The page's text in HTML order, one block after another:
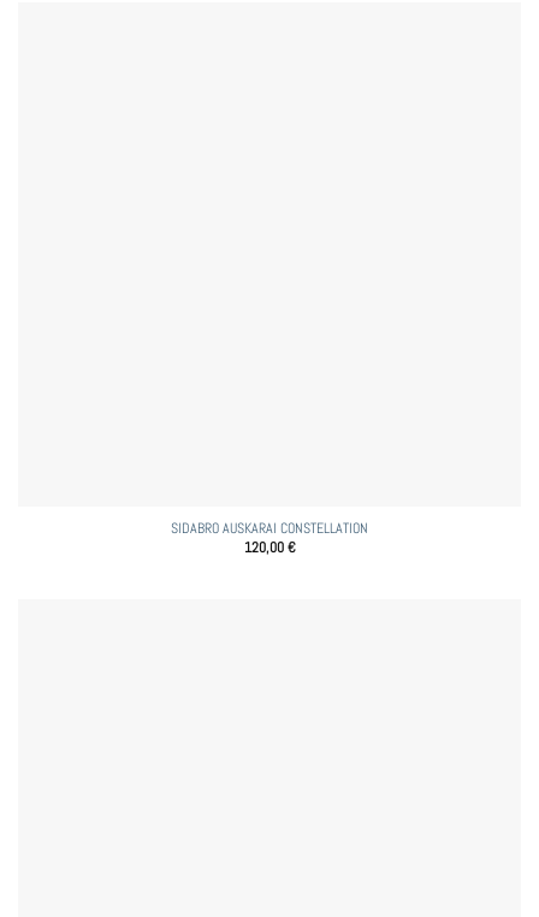
SIDABRO AUSKARAI CONSTELLATION
120,00€